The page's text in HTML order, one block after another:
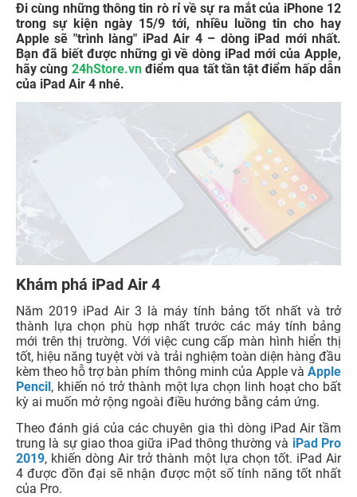
Đi cùng những thông tin rò rỉ về sự ra mắt của iPhone 12
trong sự kiện ngày 15/9 tới, nhiều luồng tin cho hay
Apple sẽ "trình làng" iPad Air 4 – dòng iPad mới nhất.
Bạn đã biết được những gì về dòng iPad mới của Apple,
hãy cùng 24hStore.vnđiểm qua tất tần tật điểm hấp dẫn
của iPad Air 4 nhé.
Khám phá iPad Air 4
Năm 2019 iPad Air 3 là máy tính bảng tốt nhất và trở
thành lựa chọn phù hợp nhất trước các máy tính bảng
mới trên thị trường. Với việc cung cấp màn hình hiển thị
tốt, hiệu năng tuyệt vời và trải nghiệm toàn diện hàng đầu
kèm theo hỗ trợ bàn phím thông minh của Apple và Apple
Pencil , khiến nó trở thành một lựa chọn linh hoạt cho bất
kỳ ai muốn mở rộng ngoài điều hướng bằng cảm ứng.
Theo đánh giá của các chuyên gia thì dòng iPad Air tầm
trung là sự giao thoa giữa iPad thông thường và iPad Pro
2019, khiến dòng Air trở thành một lựa chọn tốt. iPad Air
4 được đồn đại sẽ nhận được một số tính năng tốt nhất
của Pro.